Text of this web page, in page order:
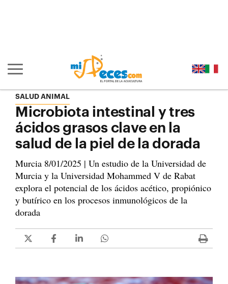
Mostrar/ocultar navegación principal
SALUD ANIMAL
Microbiota intestinal y tres
ácidos grasos clave en la
salud de la piel de la dorada
Murcia 8/01/2025 | Un estudio de la Universidad de
Murcia y la Universidad Mohammed V de Rabat
explora el potencial de los ácidos acético, propiónico
y butírico en los procesos inmunológicos de la
dorada